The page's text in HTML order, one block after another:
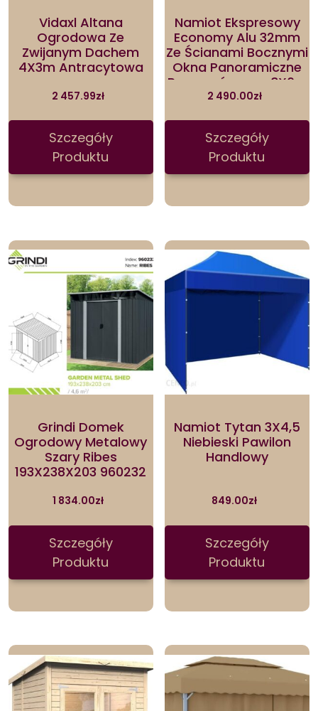
Vidaxl Altana
Ogrodowa Ze
Zwijanym Dachem
4X3m Antracytowa
2 457.99zł
Szczegóły
Produktu
Namiot Ekspresowy
Economy Alu 32mm
Ze Ścianami Bocznymi
Okna Panoramiczne
Pomarańczowy 3X6m
2 490.00zł
Szczegóły
Produktu
Grindi Domek
Ogrodowy Metalowy
Szary Ribes
193X238X203 960232
1 834.00zł
Szczegóły
Produktu
Namiot Tytan 3X4,5
Niebieski Pawilon
Handlowy
849.00zł
Szczegóły
Produktu